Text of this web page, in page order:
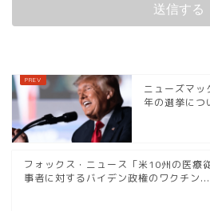
ニューズマ
年の選挙につ
フォックス・ニュース「米10州の医療
事者に対するバイデン政権のワクチン...